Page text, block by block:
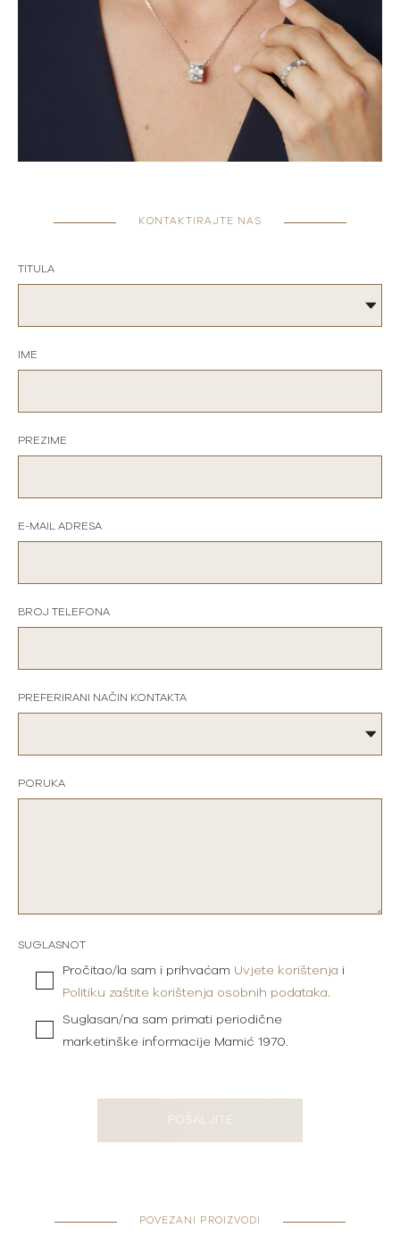
KONTAKTIRAJTE NAS
TITULA
IME
PREZIME
E-MAIL ADRESA
BROJ TELEFONA
PREFERIRANI NAČIN KONTAKTA
PORUKA
SUGLASNOT
Pročitao/la sam i prihvaćam Uvjete korištenja i
Politiku zaštite korištenja osobnih podataka.
Suglasan/na sam primati periodične
marketinške informacije Mamić 1970.
POŠALJITE
POVEZANI PROIZVODI